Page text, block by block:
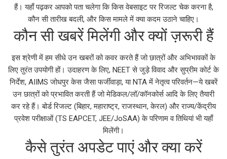
हैं। यहाँ पढ़कर आपको पता चलेगा कि किस वेबसाइट पर रिजल्ट चेक करना है,
कौन सी तारीख बदली, और किस मामले में क्या कदम उठाने चाहिए।
कौन सी खबरें मिलेंगी और क्यों ज़रूरी हैं
इस श्रेणी में हम सीधे उन खबरों को कवर करते हैं जो छात्रों और अभिभावकों के
लिए तुरंत उपयोगी हों। उदाहरण के लिए, NEET से जुड़े विवाद और सुप्रीम कोर्ट के
निर्देश, AIIMS जोधपुर केस जैसा फर्जीवाड़ा, या NTA में नेतृत्व परिवर्तन—ये खबरें
उन छात्रों को प्रभावित करती हैं जो मेडिकल/लॉ/कॉनकोर्स आदि के लिए तैयारी
कर रहे हैं। बोर्ड रिजल्ट (बिहार, महाराष्ट्र, राजस्थान, केरल) और राज्य/केंद्रीय
प्रवेश परीक्षाओं (TS EAPCET, JEE/JoSAA) के परिणाम व तिथियां भी यहाँ
मिलेंगी।
कैसे तुरंत अपडेट पाएं और क्या करें